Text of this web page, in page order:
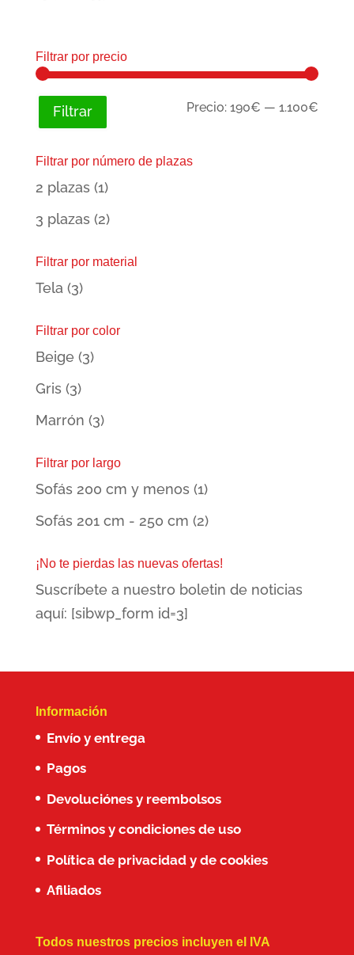
830,00€.
Filtrar por precio
Filtrar Precio:190€ —1.100€
Filtrar por número de plazas
2 plazas (1)
3 plazas (2)
Filtrar por material
Tela (3)
Filtrar por color
Beige (3)
Gris (3)
Marrón (3)
Filtrar por largo
Sofás 200 cm y menos (1)
Sofás 201 cm - 250 cm (2)
¡No te pierdas las nuevas ofertas!
Suscríbete a nuestro boletin de noticias
aquí: [sibwp_form id=3]
Información
Envío y entrega
Pagos
Devoluciónes y reembolsos
Términos y condiciones de uso
Política de privacidad y de cookies
Afiliados
Todos nuestros precios incluyen el IVA